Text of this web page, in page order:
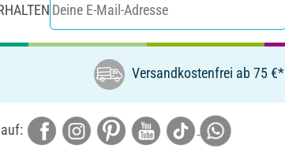
Versandkostenfrei ab 75 €*